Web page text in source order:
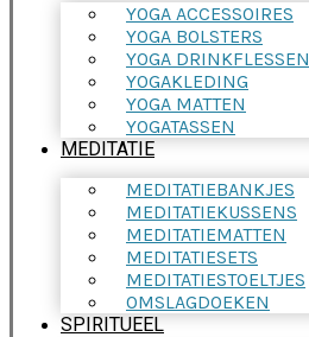
YOGA ACCESSOIRES
YOGA BOLSTERS
YOGA DRINKFLESSEN
YOGAKLEDING
YOGA MATTEN
YOGATASSEN
MEDITATIE
MEDITATIEBANKJES
MEDITATIEKUSSENS
MEDITATIEMATTEN
MEDITATIESETS
MEDITATIESTOELTJES
OMSLAGDOEKEN
SPIRITUEEL